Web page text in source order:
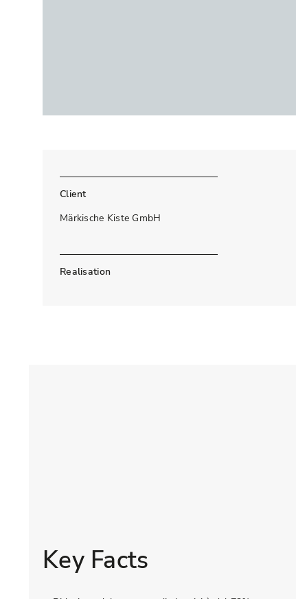
Client
Märkische Kiste GmbH
Realisation
Key Facts